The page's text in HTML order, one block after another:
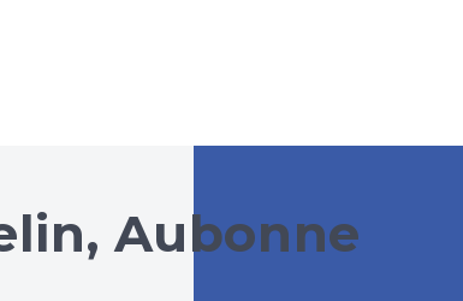
Aubonne